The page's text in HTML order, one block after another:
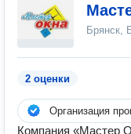
Брянск,
2 оценки
Организация
Компания «Мастер